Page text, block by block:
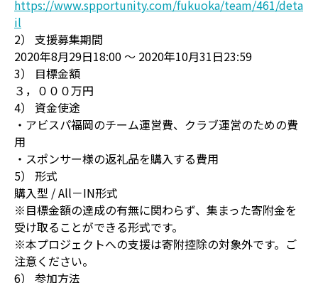
https://www.spportunity.com/fukuoka/team/461/deta
il
2） 支援募集期間
2020年8月29日18:00 ～ 2020年10月31日23:59
3） 目標金額
３，０００万円
4） 資金使途
・アビスパ福岡のチーム運営費、クラブ運営のための費
用
・スポンサー様の返礼品を購入する費用
5） 形式
購入型 / All－IN形式
※目標金額の達成の有無に関わらず、集まった寄附金を
受け取ることができる形式です。
※本プロジェクトへの支援は寄附控除の対象外です。ご
注意ください。
6） 参加方法